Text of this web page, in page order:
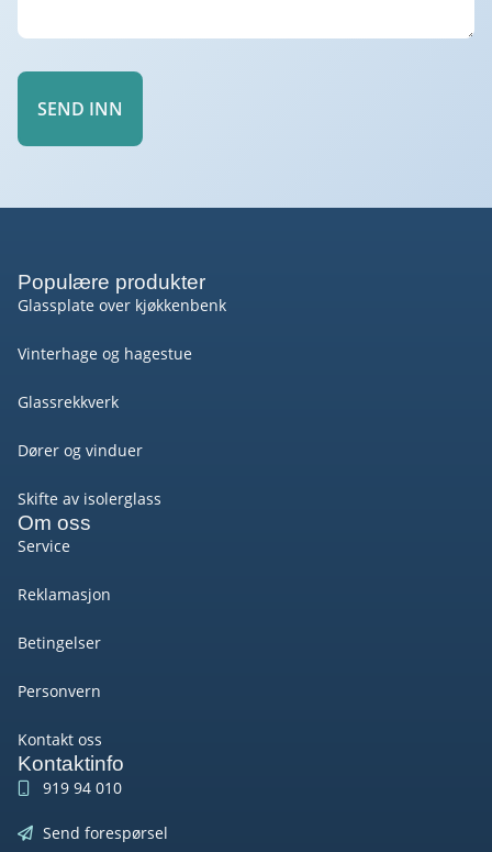
SEND INN
Populære produkter
Glassplate over kjøkkenbenk
Vinterhage og hagestue
Glassrekkverk
Dører og vinduer
Skifte av isolerglass
Om oss
Service
Reklamasjon
Betingelser
Personvern
Kontakt oss
Kontaktinfo
919 94 010
Send forespørsel